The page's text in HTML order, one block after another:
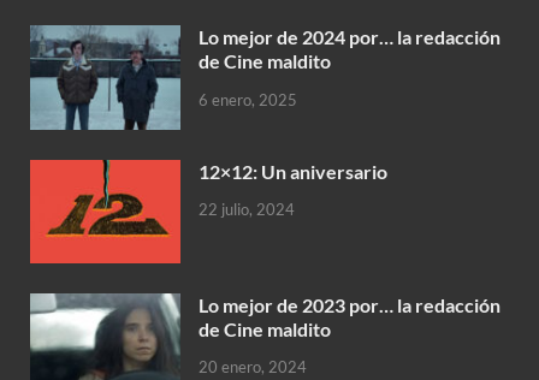
Lo mejor de 2024 por… la redacción
de Cine maldito
6 enero, 2025
12×12: Un aniversario
22 julio, 2024
Lo mejor de 2023 por… la redacción
de Cine maldito
20 enero, 2024